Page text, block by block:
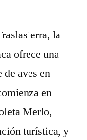
la
ofrece una
aves en
en
Merlo,
turística, y